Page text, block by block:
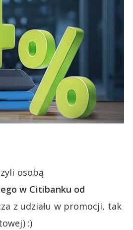
osobą
w Citibanku od
z udziału w promocji, tak
:)